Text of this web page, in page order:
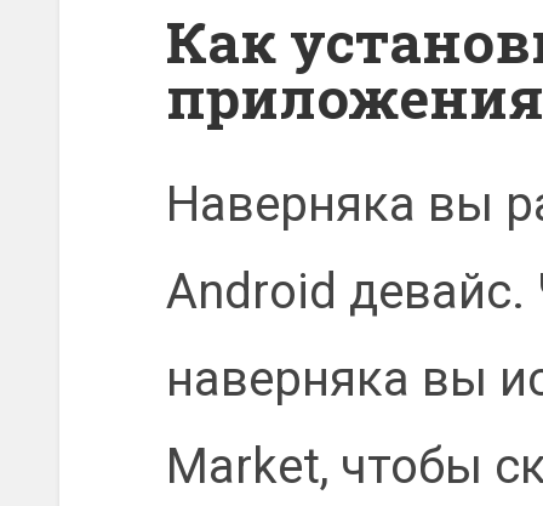
Как
приложения
Наверняка вы
Android девайс.
наверняка вы
Market, чтобы